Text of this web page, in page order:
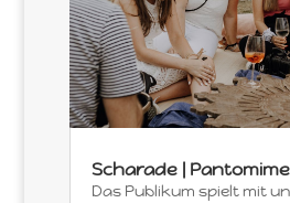
Scharade |
Das Publikum spielt mit